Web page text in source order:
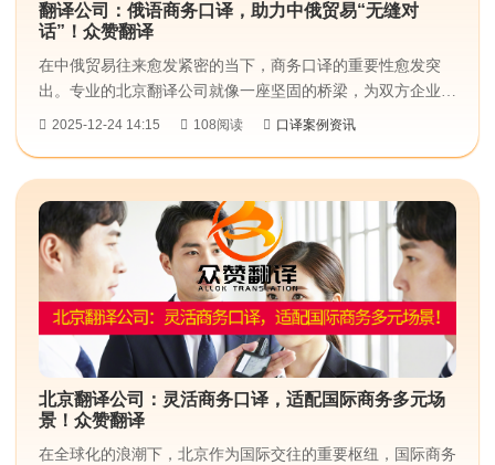
翻译公司：俄语商务口译，助力中俄贸易“无缝对
话”！众赞翻译
在中俄贸易往来愈发紧密的当下，商务口译的重要性愈发突
出。专业的北京翻译公司​就像一座坚固的桥梁，为双方企业搭
建起沟通的通道，助力实现高效且准确的商务交流。...
2025-12-24 14:15 108阅读 口译案例资讯
北京翻译公司：灵活商务口译，适配国际商务多元场
景！众赞翻译
在全球化的浪潮下，北京作为国际交往的重要枢纽，国际商务